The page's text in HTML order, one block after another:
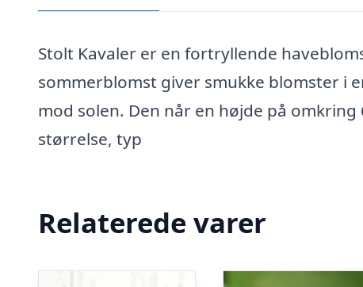
Stolt Kavaler er en fortryllende
sommerblomst giver smukke blomster i
mod solen. Den når en højde på
størrelse, typ
Relaterede varer